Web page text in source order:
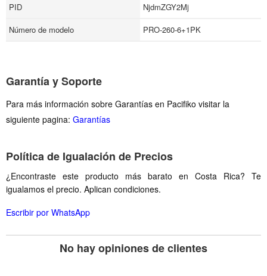
PID
NjdmZGY2Mj
Número de modelo
PRO-260-6+1PK
Garantía y Soporte
Para más información sobre Garantías en Pacifiko visitar la
siguiente pagina: Garantías
Política de Igualación de Precios
¿Encontraste este producto más barato en Costa Rica? Te
igualamos el precio. Aplican condiciones.
Escribir por WhatsApp
No hay opiniones de clientes